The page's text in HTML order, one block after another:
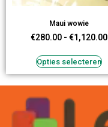
Maui wowie
€280.00 - €1,120.00
Opties selecteren